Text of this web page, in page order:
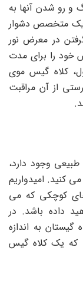
و رو شدن آنها به
یک متخصص دشوار
در معرض نور
خود را برای مدت
کلاه گیس موی
از آن مراقبت
وجود دارد،
کنید. امیدواریم
کوچکی که می
داده باشد. در
به اندازه
که یک کلاه گیس